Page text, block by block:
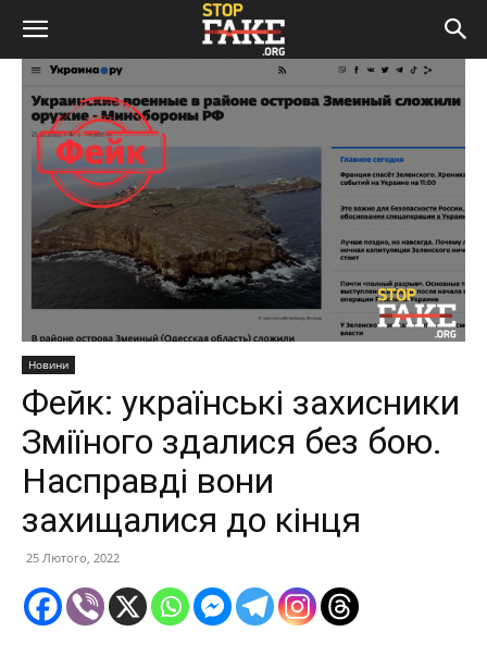
Новини
Фейк: українські захисники
Зміїного здалися без бою.
Насправді вони
захищалися до кінця
25 Лютого, 2022